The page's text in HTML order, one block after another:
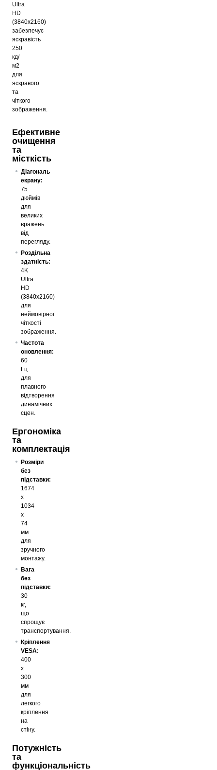
Ultra
HD
(3840x2160)
забезпечує
яскравість
250
кд/
м2
для
яскравого
та
чіткого
зображення.
Ефективне
очищення
та
місткість
Діагональ
екрану:
75
дюймів
для
великих
вражень
від
перегляду.
Роздільна
здатність:
4K
Ultra
HD
(3840x2160)
для
неймовірної
чіткості
зображення.
Частота
оновлення:
60
Гц
для
плавного
відтворення
динамічних
сцен.
Ергономіка
та
комплектація
Розміри
без
підставки:
1674
x
1034
x
74
мм
для
зручного
монтажу.
Вага
без
підставки:
30
кг,
що
спрощує
транспортування.
Кріплення
VESA:
400
x
300
мм
для
легкого
кріплення
на
стіну.
Потужність
та
функціональність